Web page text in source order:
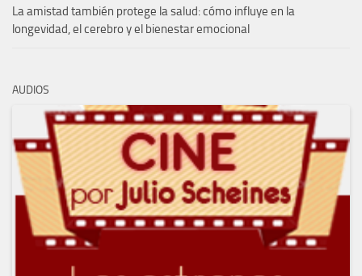
La amistad también protege la salud: cómo influye en la
longevidad, el cerebro y el bienestar emocional
AUDIOS